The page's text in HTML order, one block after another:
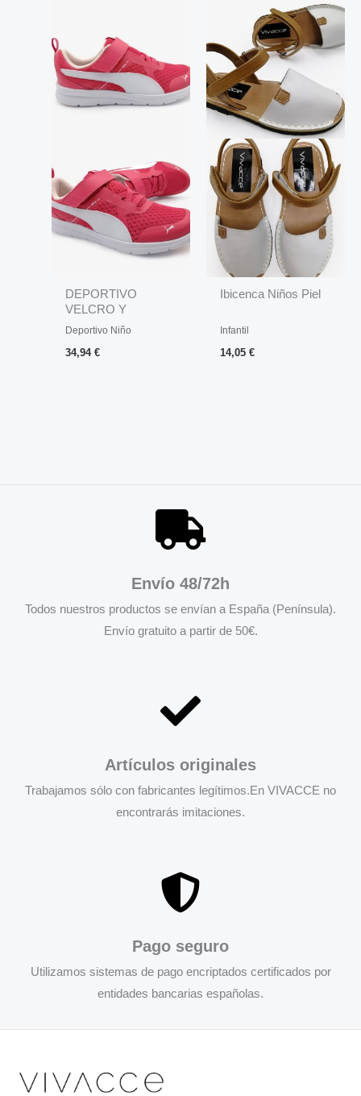
DEPORTIVO
VELCRO Y
ELASTICO
Deportivo Niño
34,94€
Ibicenca Niños Piel
Infantil
14,05€
Envío 48/72h
Todos nuestros productos se envían a España (Península).
Envío gratuito a partir de 50€.
Artículos originales
Trabajamos sólo con fabricantes legítimos.En VIVACCE no
encontrarás imitaciones.
Pago seguro
Utilizamos sistemas de pago encriptados certificados por
entidades bancarias españolas.